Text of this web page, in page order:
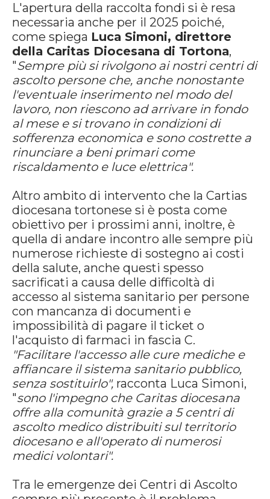
L'apertura della raccolta fondi si è resa
necessaria anche per il 2025 poiché,
come spiega Luca Simoni, direttore
della Caritas Diocesana di Tortona,
"Sempre più si rivolgono ai nostri centri di
ascolto persone che, anche nonostante
l'eventuale inserimento nel modo del
lavoro, non riescono ad arrivare in fondo
al mese e si trovano in condizioni di
sofferenza economica e sono costrette a
rinunciare a beni primari come
riscaldamento e luce elettrica".
Altro ambito di intervento che la Cartias
diocesana tortonese si è posta come
obiettivo per i prossimi anni, inoltre, è
quella di andare incontro alle sempre più
numerose richieste di sostegno ai costi
della salute, anche questi spesso
sacrificati a causa delle difficoltà di
accesso al sistema sanitario per persone
con mancanza di documenti e
impossibilità di pagare il ticket o
l'acquisto di farmaci in fascia C.
"Facilitare l'accesso alle cure mediche e
affiancare il sistema sanitario pubblico,
senza sostituirlo", racconta Luca Simoni,
"sono l'impegno che Caritasdiocesana
offre alla comunità grazie a 5 centri di
ascolto medico distribuiti sul territorio
diocesano e all'operato di numerosi
medici volontari".
Tra le emergenze dei Centri di Ascolto